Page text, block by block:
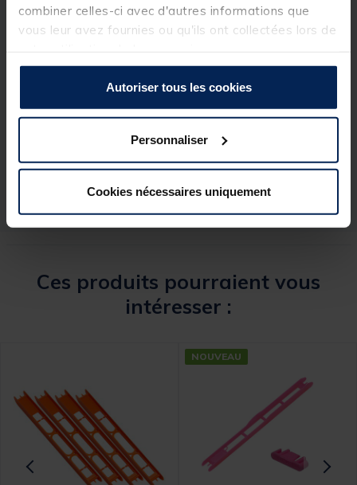
combiner celles-ci avec d'autres informations que
vous leur avez fournies ou qu'ils ont collectées lors de
Autoriser tous les cookies
Personnaliser
Cookies nécessaires uniquement
Spécifications
88818-4
Marque
PLASTILYS
Ces produits pourraient vous
intéresser :
NOUVEAU